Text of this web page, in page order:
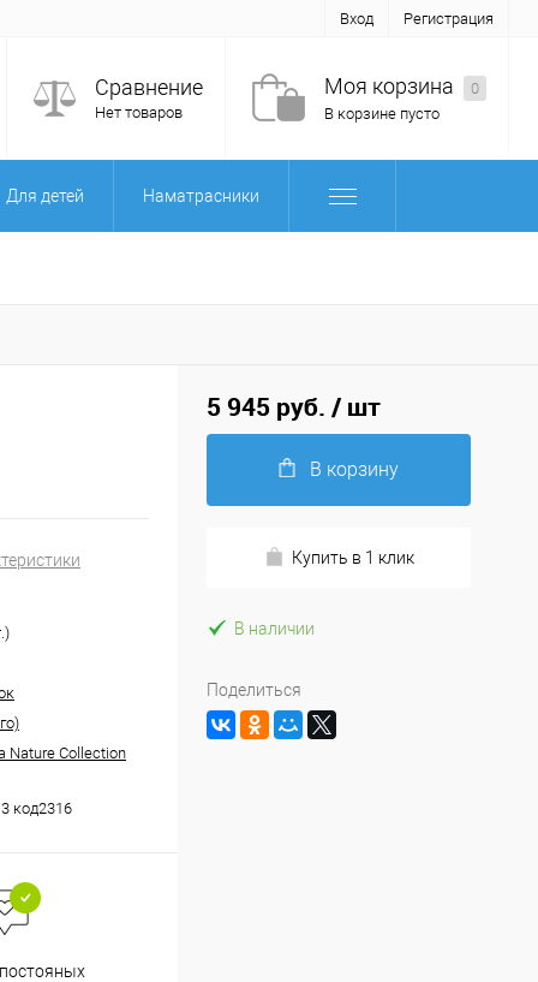
Вход Регистрация
Сравнение
Нет товаров
Моя корзина
0
В корзине пусто
Для детей Наматрасники
Nature Collection
код2316
5 945 руб. / шт
В корзину
Купить в 1 клик
В наличии
Поделиться